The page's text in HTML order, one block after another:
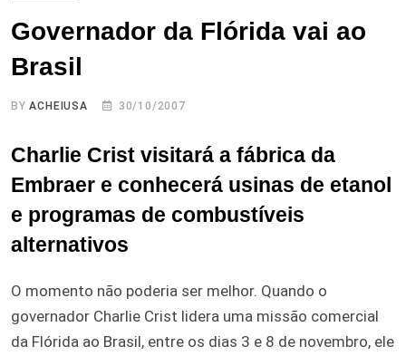
Governador da Flórida vai ao
Brasil
BYACHEIUSA 30/10/2007
Charlie Crist visitará a fábrica da
Embraer e conhecerá usinas de etanol
e programas de combustíveis
alternativos
O momento não poderia ser melhor. Quando o
governador Charlie Crist lidera uma missão comercial
da Flórida ao Brasil, entre os dias 3 e 8 de novembro, ele